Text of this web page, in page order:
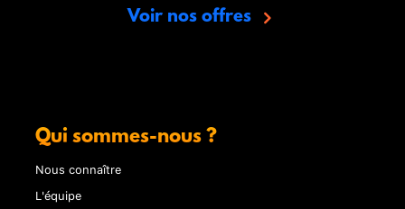
Voir nos offres
Qui sommes-nous ?
Nous connaître
L'équipe